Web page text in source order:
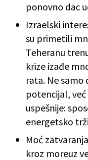
ponovno dac
Izraelski
su primetili
Teheranu
krize izađe
rata. Ne samo
potencijal, već
uspešnije:
energetsko
Moć
kroz moreuz